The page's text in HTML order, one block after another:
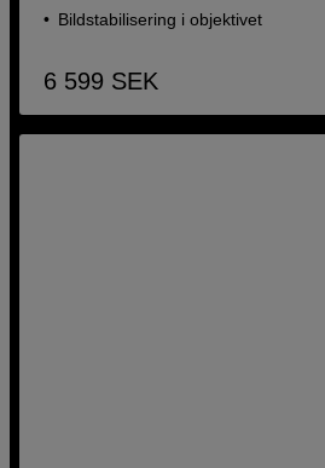
Bildstabilisering i objektivet
6 599 SEK